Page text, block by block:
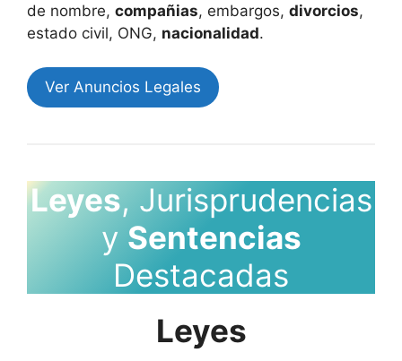
de nombre, compañias, embargos, divorcios,
estado civil, ONG, nacionalidad.
Ver Anuncios Legales
Leyes, Jurisprudencias
y Sentencias
Destacadas
Leyes